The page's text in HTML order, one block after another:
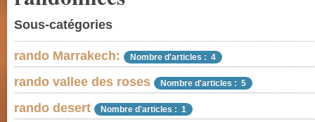
Sous-catégories
rando Marrakech: Nombre d'articles : 4
rando vallee des roses Nombre d'articles : 5
rando desert Nombre d'articles : 1